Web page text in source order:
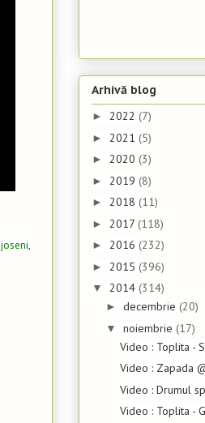
joseni,
Arhivă blog
► 2022 (7)
► 2021 (5)
► 2020 (3)
► 2019 (8)
► 2018 (11)
► 2017 (118)
► 2016 (232)
► 2015 (396)
▼ 2014 (314)
► decembrie (20)
▼ noiembrie (17)
Video : Toplita -
Video : Zapada
Video : Drumul
Video : Toplita -